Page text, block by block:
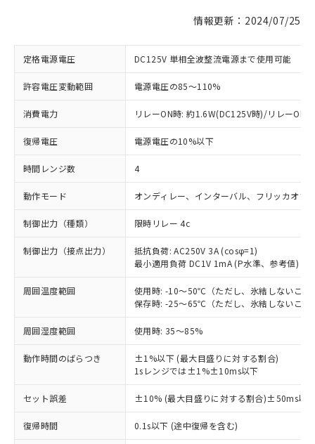
情報更新：2024/07/25
定格電源電圧 DC125V 単相全波整流電源まで使用可能
許容電圧変動範囲 電源電圧の85～110%
消費電力 リレーON時: 約1.6W(DC125V時)/リレーOFF
復帰電圧 電源電圧の10%以下
時間レンジ数 4
動作モード オンディレー、インターバル、フリッカオフ
制御出力（種類） 限時リレー 4c
制御出力（接点出力）
抵抗負荷: AC250V 3A (cosφ=1)
最小適用負荷 DC1V 1mA (P水準、参考値)
周囲温度範囲
使用時: -10～50℃（ただし、氷結しないこと
保存時: -25～65℃（ただし、氷結しないこと
周囲湿度範囲 使用時: 35～85%
動作時間のばらつき
±1%以下 (最大目盛りに対する割合)
1sレンジでは±1%±10ms以下
セット誤差 ±10% (最大目盛りに対する割合)±50ms以下
復帰時間 0.1s以下 (途中復帰を含む)